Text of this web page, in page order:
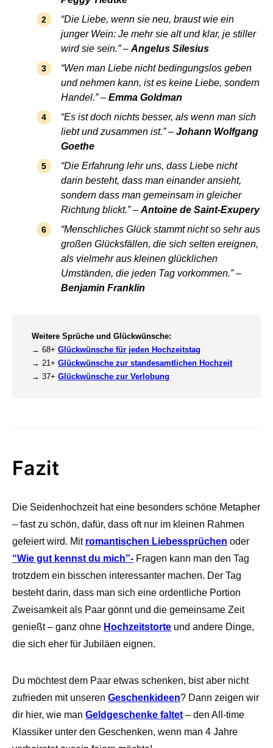
“Die Liebe, wenn sie neu, braust wie ein
junger Wein: Je mehr sie alt und klar, je stiller
wird sie sein.” – Angelus Silesius
“Wen man Liebe nicht bedingungslos geben
und nehmen kann, ist es keine Liebe, sondern
Handel.” – Emma Goldman
“Es ist doch nichts besser, als wenn man sich
liebt und zusammen ist.” – Johann Wolfgang
Goethe
“Die Erfahrung lehr uns, dass Liebe nicht
darin besteht, dass man einander ansieht,
sondern dass man gemeinsam in gleicher
Richtung blickt.” – Antoine de Saint-Exupery
“Menschliches Glück stammt nicht so sehr aus
großen Glücksfällen, die sich selten ereignen,
als vielmehr aus kleinen glücklichen
Umständen, die jeden Tag vorkommen.” –
Benjamin Franklin
Weitere Sprüche und Glückwünsche:
→ 68+ Glückwünsche für jeden Hochzeitstag
→ 21+ Glückwünsche zur standesamtlichen Hochzeit
→ 37+ Glückwünsche zur Verlobung
Fazit
Die Seidenhochzeit hat eine besonders schöne Metapher
– fast zu schön, dafür, dass oft nur im kleinen Rahmen
gefeiert wird. Mit romantischen Liebessprüchen oder
“Wie gut kennst du mich”- Fragen kann man den Tag
trotzdem ein bisschen interessanter machen. Der Tag
besteht darin, dass man sich eine ordentliche Portion
Zweisamkeit als Paar gönnt und die gemeinsame Zeit
genießt – ganz ohne Hochzeitstorte und andere Dinge,
die sich eher für Jubiläen eignen.
Du möchtest dem Paar etwas schenken, bist aber nicht
zufrieden mit unseren Geschenkideen? Dann zeigen wir
dir hier, wie man Geldgeschenke faltet – den All-time
Klassiker unter den Geschenken, wenn man 4 Jahre